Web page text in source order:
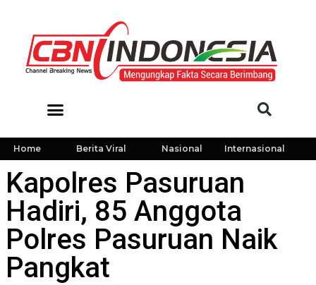
Home Berita Viral Nasional Internasional
Kapolres Pasuruan
Hadiri, 85 Anggota
Polres Pasuruan Naik
Pangkat